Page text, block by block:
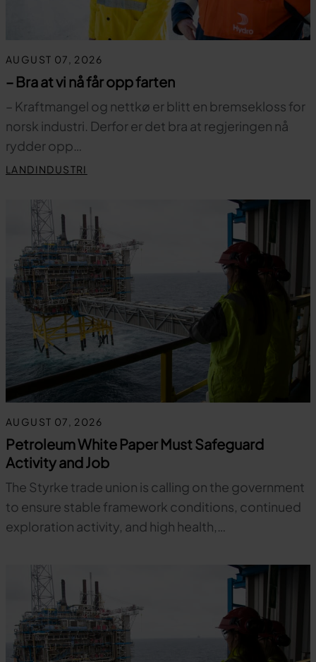
AUGUST 07, 2026
– Bra at vi nå får opp farten
– Kraftmangel og nettkø er blitt en bremsekloss for
norsk industri. Derfor er det bra at regjeringen nå
rydder opp…
LANDINDUSTRI
AUGUST 07, 2026
Petroleum White Paper Must Safeguard
Activity and Job
The Styrke trade union is calling on the government
to ensure stable framework conditions, continued
exploration activity, and high health,…